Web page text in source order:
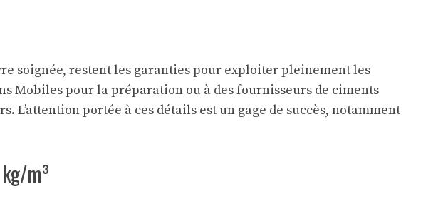
soignée, restent les garanties pour exploiter pleinement les
Mobilespour la préparation ou à des fournisseurs de ciments
L’attention portée à ces détails est un gage de succès, notamment
m³